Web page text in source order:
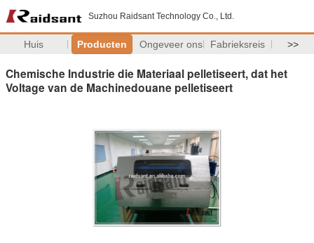
Suzhou Raidsant Technology Co., Ltd.
Huis Producten Ongeveer ons Fabrieksreis >>
Chemische Industrie die Materiaal pelletiseert, dat het
Voltage van de Machinedouane pelletiseert